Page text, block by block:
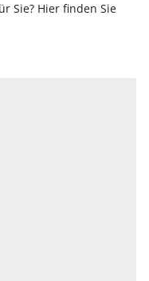
Sie? Hier finden Sie